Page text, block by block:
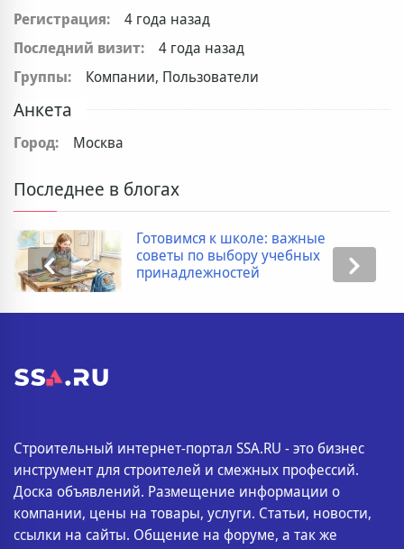
Регистрация:
4 года назад
Последний визит:
4 года назад
Группы:
Компании, Пользователи
Анкета
Город: Москва
Последнее в блогах
Готовимся к школе: важные
советы по выбору учебных
принадлежностей
Строительный интернет-портал SSA.RU - это бизнес
инструмент для строителей и смежных профессий.
Доска объявлений. Размещение информации о
компании, цены на товары, услуги. Статьи, новости,
ссылки на сайты. Общение на форуме, а так же